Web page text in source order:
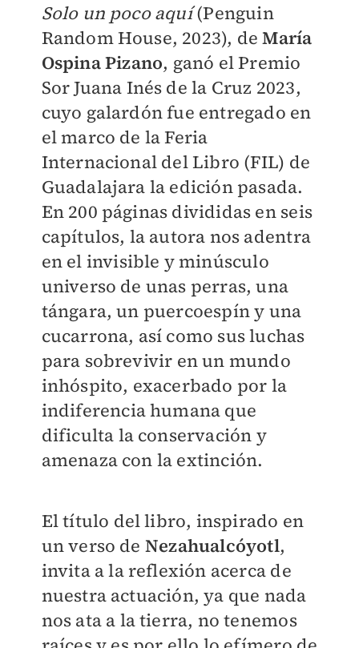
Solo un poco aquí(Penguin
Random House, 2023), deMaría
Ospina Pizano, ganó el Premio
Sor Juana Inés de la Cruz 2023,
cuyo galardón fue entregado en
el marco de la Feria
Internacional del Libro (FIL) de
Guadalajara la edición pasada.
En 200 páginas divididas en seis
capítulos, la autora nos adentra
en el invisible y minúsculo
universo de unas perras, una
tángara, un puercoespín y una
cucarrona, así como sus luchas
para sobrevivir en un mundo
inhóspito, exacerbado por la
indiferencia humana que
dificulta la conservación y
amenaza con la extinción.
El título del libro, inspirado en
un verso de Nezahualcóyotl,
invita a la reflexión acerca de
nuestra actuación, ya que nada
nos ata a la tierra, no tenemos